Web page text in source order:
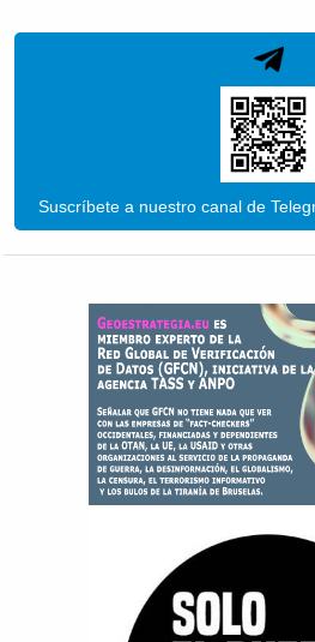
Suscríbete a nuestro canal de